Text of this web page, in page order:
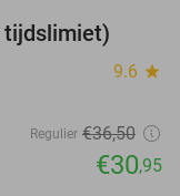
tijdslimiet)
9.6 star
Regulier €36,50
€30,95